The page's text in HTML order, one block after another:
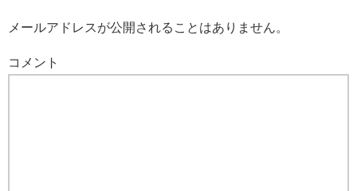
メールアドレスが公開されることはありません。
コメント